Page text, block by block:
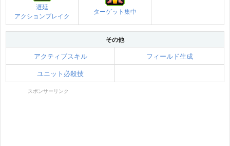
遅延
アクションブレイク
ターゲット集中
その他
アクティブスキル
フィールド生成
ユニット必殺技
スポンサーリンク